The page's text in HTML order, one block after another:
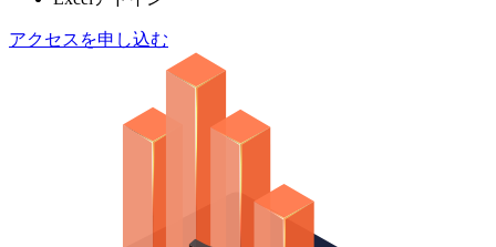
アクセスを申し込む